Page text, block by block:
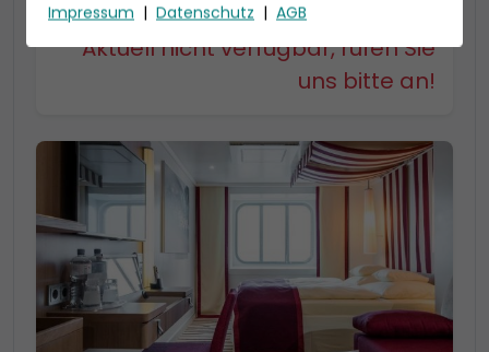
Aktuell nicht verfügbar, rufen Sie
uns bitte an!
Impressum | Datenschutz | AGB